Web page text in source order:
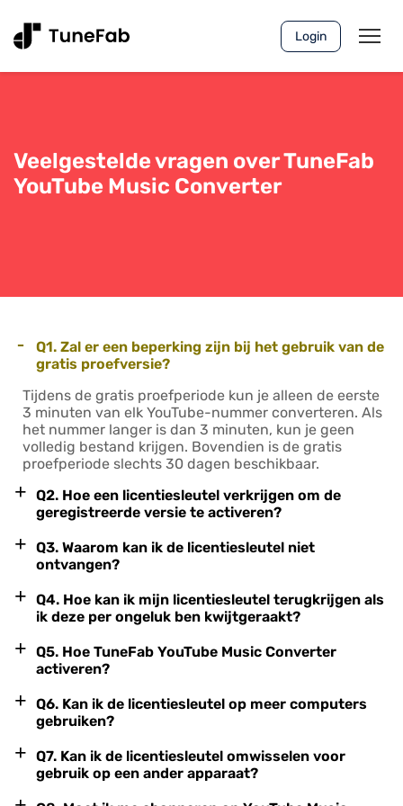
Login
Veelgestelde vragen over TuneFab
YouTube Music Converter
-
Q1. Zal er een beperking zijn bij het gebruik van de
gratis proefversie?
Tijdens de gratis proefperiode kun je alleen de eerste
3 minuten van elk YouTube-nummer converteren. Als
het nummer langer is dan 3 minuten, kun je geen
volledig bestand krijgen. Bovendien is de gratis
proefperiode slechts 30 dagen beschikbaar.
+ Q2. Hoe een licentiesleutel verkrijgen om de
geregistreerde versie te activeren?
+ Q3. Waarom kan ik de licentiesleutel niet
ontvangen?
+ Q4. Hoe kan ik mijn licentiesleutel terugkrijgen als
ik deze per ongeluk ben kwijtgeraakt?
+ Q5. Hoe TuneFab YouTube Music Converter
activeren?
+ Q6. Kan ik de licentiesleutel op meer computers
gebruiken?
+ Q7. Kan ik de licentiesleutel omwisselen voor
gebruik op een ander apparaat?